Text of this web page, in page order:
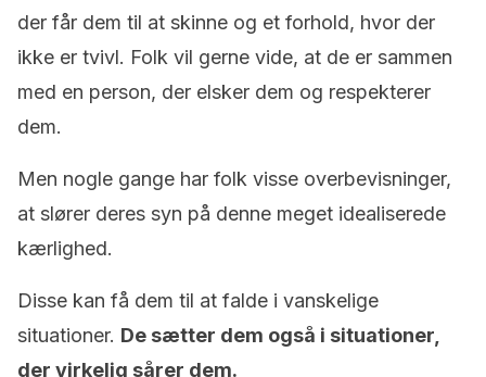
der får dem til at skinne og et forhold, hvor der
ikke er tvivl. Folk vil gerne vide, at de er sammen
med en person, der elsker dem og respekterer
dem.
Men nogle gange har folk visse overbevisninger,
at slører deres syn på denne meget idealiserede
kærlighed.
Disse kan få dem til at falde i vanskelige
situationer. De sætter dem også i situationer,
der virkelig sårer dem.